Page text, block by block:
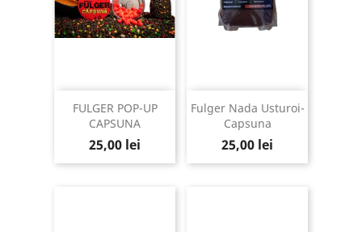
FULGER POP-UP
CAPSUNA
Pret
25,00 lei
Fulger Nada Usturoi-
Capsuna
Pret
25,00 lei